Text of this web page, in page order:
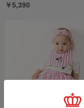
￥5,390